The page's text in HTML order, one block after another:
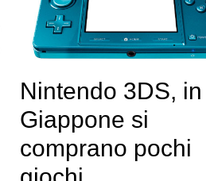
Nintendo 3DS, in
Giappone si
comprano pochi